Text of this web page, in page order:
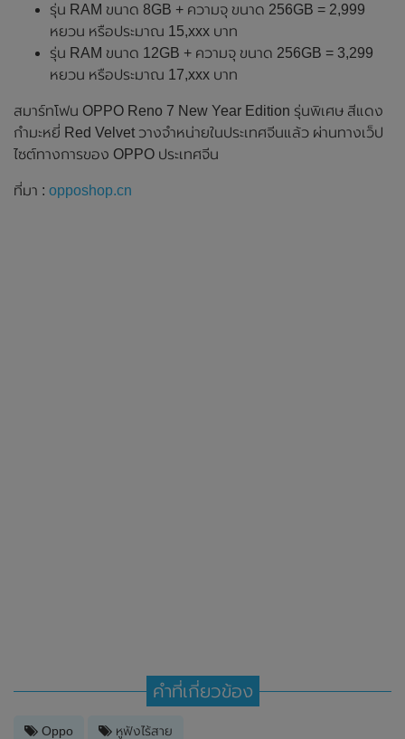
รุ่น RAM ขนาด 8GB + ความจุ ขนาด 256GB = 2,999
หยวน หรือประมาณ 15,xxx บาท
รุ่น RAM ขนาด 12GB + ความจุ ขนาด 256GB = 3,299
หยวน หรือประมาณ 17,xxx บาท
สมาร์ทโฟน OPPO Reno 7 New Year Edition รุ่นพิเศษ สีแดง
กำมะหยี่ Red Velvet วางจำหน่ายในประเทศจีนแล้ว ผ่านทางเว็ป
ไซต์ทางการของ OPPO ประเทศจีน
ที่มา : opposhop.cn
คำที่เกี่ยวข้อง
Oppo หูฟังไร้สาย